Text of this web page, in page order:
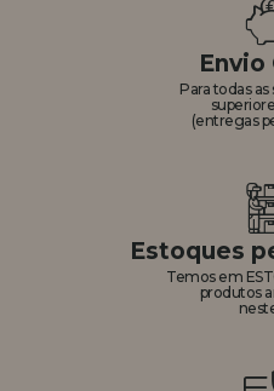
Envio
Para todas
(entregas
Estoques
Temos em
produtos